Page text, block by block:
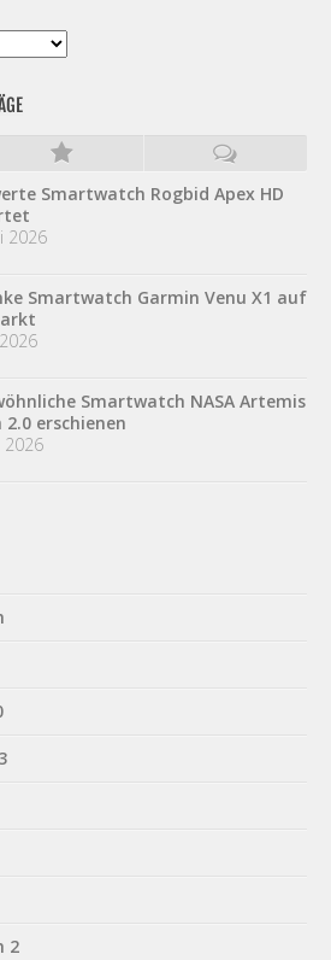
Smartwatch Rogbid Apex HD
2026
Smartwatch Garmin Venu X1 auf
Smartwatch NASA Artemis
2.0 erschienen
2026
2